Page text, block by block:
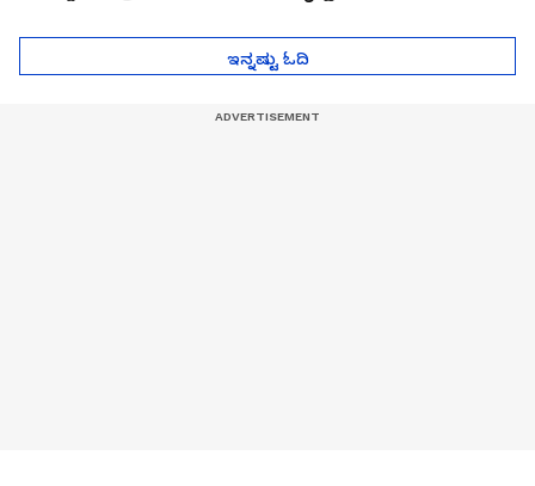
ಇನ್ನಷ್ಟು ಓದಿ